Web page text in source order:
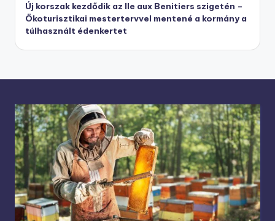
Új korszak kezdődik az Ile aux Benitiers szigetén –
Ökoturisztikai mestertervvel mentené a kormány a
túlhasznált édenkertet